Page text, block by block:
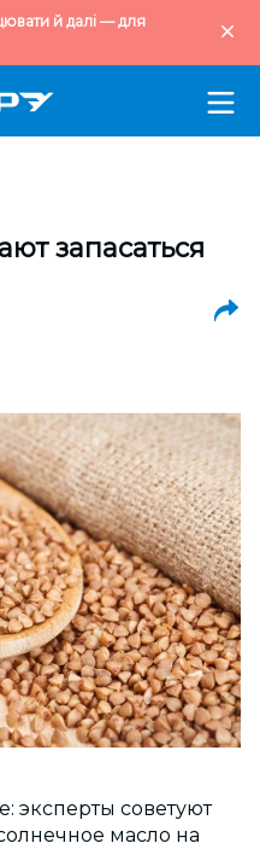
й далі — для
запасаться
эксперты советуют
масло на